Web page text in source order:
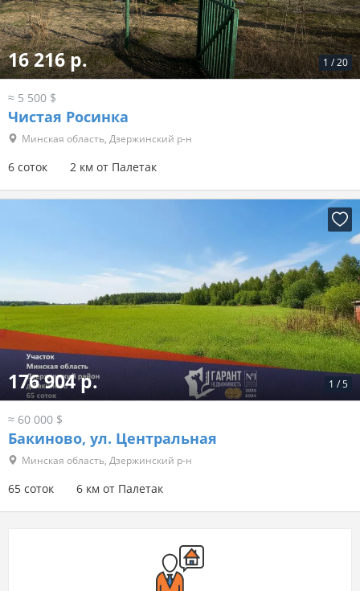
1 /20
16 216 р.
≈ 5 500 $
Чистая Росинка
Минская область, Дзержинский р-н
6 соток 2 км от Палетак
1 /5
176 904 р.
≈ 60 000 $
Бакиново, ул. Центральная
Минская область, Дзержинский р-н
65 соток 6 км от Палетак